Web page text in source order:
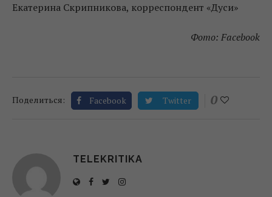
Екатерина Скрипникова, корреспондент «Дуси»
Фото: Facebook
Поделиться: Facebook Twitter 0
TELEKRITIKA